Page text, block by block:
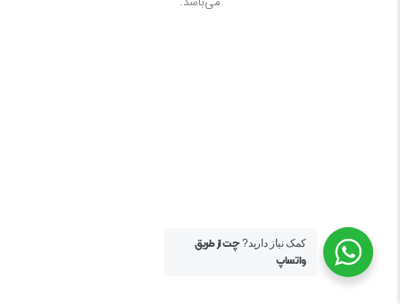
کمک نیاز دارید?چت از طریق
واتساپ